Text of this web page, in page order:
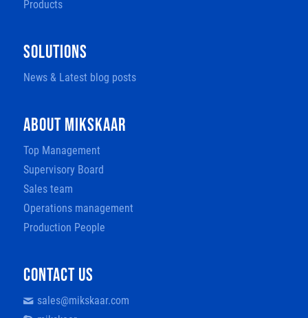
Products
SOLUTIONS
News & Latest blog posts
ABOUT MIKSKAAR
Top Management
Supervisory Board
Sales team
Operations management
Production People
CONTACT US
sales@mikskaar.com